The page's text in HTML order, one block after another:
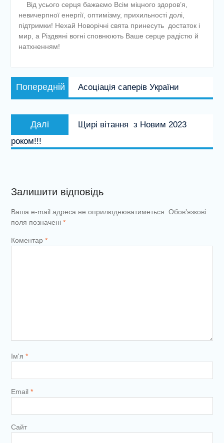
Від усього серця бажаємо Всім міцного здоров’я,
невичерпної енергії, оптимізму, прихильності долі,
підтримки! Нехай Новорічні свята принесуть достаток і
мир, а Різдвяні вогні сповнюють Ваше серце радістю й
натхненням!
Навігація
записів
Попередній
запис:
Асоціація саперів України
Далі
запис:
Щирі вітання з Новим 2023
роком!!!
Залишити відповідь
Ваша e-mail адреса не оприлюднюватиметься. Обов’язкові
поля позначені *
Коментар *
Ім'я *
Email *
Сайт